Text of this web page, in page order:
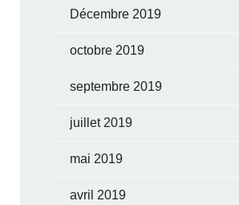
Décembre 2019
octobre 2019
septembre 2019
juillet 2019
mai 2019
avril 2019